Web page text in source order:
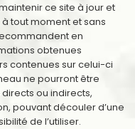
ce site à jour et
tout moment et sans
en
obtenues
contenues sur celui-ci
ne pourront être
ou indirects,
pouvant découler d’une
de l’utiliser.